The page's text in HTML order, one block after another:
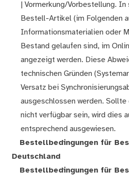
| Vormerkung/Vorbestellung.
Bestell-Artikel (im Folgenden
Informationsmaterialien oder
Bestand gelaufen sind, im
angezeigt werden. Diese
technischen Gründen
Versatz bei
ausgeschlossen werden.
nicht verfügbar sein, wird dies
entsprechend ausgewiesen.
Bestellbedingungen für
Deutschland
Bestellbedingungen für